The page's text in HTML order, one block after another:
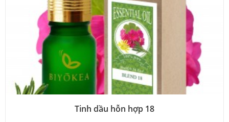
Tinh dầu hỗn hợp 18